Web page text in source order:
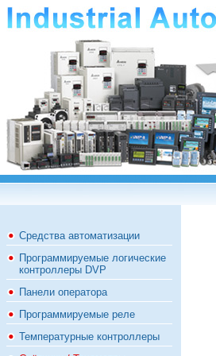
Средства автоматизации
Программируемые логические
контроллеры DVP
Панели оператора
Программируемые реле
Температурные контроллеры